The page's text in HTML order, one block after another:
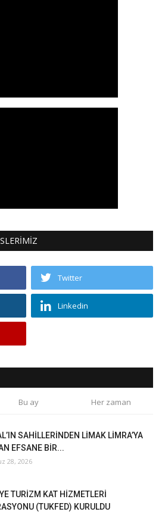
Twitter
Linkedin
Bu ay Her zaman
SAHİLLERİNDEN LİMAK LİMRA’YA
EFSANE BİR...
28, 2026
TURİZM KAT HİZMETLERİ
(TUKFED) KURULDU